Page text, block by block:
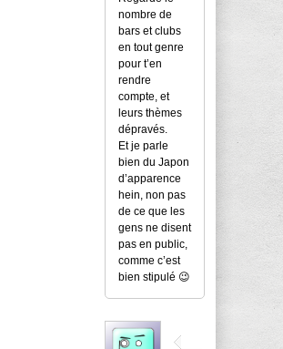
nombre de
bars et clubs
en tout genre
pour t’en
rendre
compte, et
leurs thèmes
dépravés.
Et je parle
bien du Japon
d’apparence
hein, non pas
de ce que les
gens ne disent
pas en public,
comme c’est
bien stipulé 😉